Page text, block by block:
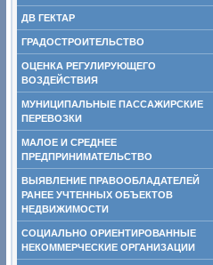
ДВ ГЕКТАР
ГРАДОСТРОИТЕЛЬСТВО
ОЦЕНКА РЕГУЛИРУЮЩЕГО
ВОЗДЕЙСТВИЯ
МУНИЦИПАЛЬНЫЕ ПАССАЖИРСКИЕ
ПЕРЕВОЗКИ
МАЛОЕ И СРЕДНЕЕ
ПРЕДПРИНИМАТЕЛЬСТВО
ВЫЯВЛЕНИЕ ПРАВООБЛАДАТЕЛЕЙ
РАНЕЕ УЧТЕННЫХ ОБЪЕКТОВ
НЕДВИЖИМОСТИ
СОЦИАЛЬНО ОРИЕНТИРОВАННЫЕ
НЕКОММЕРЧЕСКИЕ ОРГАНИЗАЦИИ